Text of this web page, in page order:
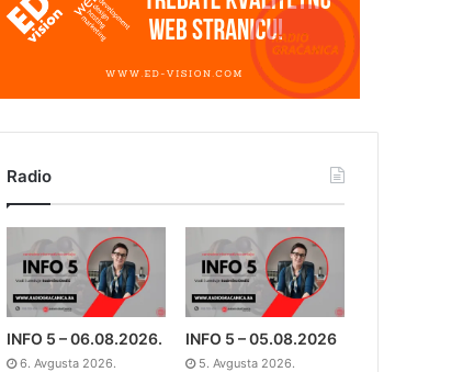
Radio
INFO 5 – 06.08.2026.
6. Avgusta 2026.
INFO 5 – 05.08.2026
5. Avgusta 2026.